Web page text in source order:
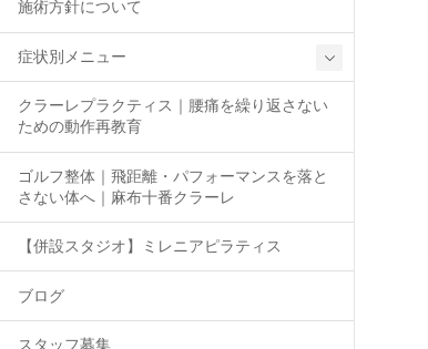
施術方針について
症状別メニュー
クラーレプラクティス｜腰痛を繰り返さない
ための動作再教育
ゴルフ整体｜飛距離・パフォーマンスを落と
さない体へ｜麻布十番クラーレ
【併設スタジオ】ミレニアピラティス
ブログ
スタッフ募集